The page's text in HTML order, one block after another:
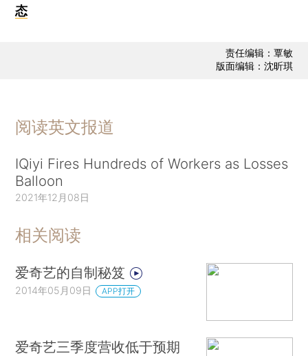
态
责任编辑：覃敏
版面编辑：沈昕琪
阅读英文报道
IQiyi Fires Hundreds of Workers as Losses
Balloon
2021年12月08日
相关阅读
爱奇艺的自制秘笈
2014年05月09日 APP打开
爱奇艺三季度营收低于预期